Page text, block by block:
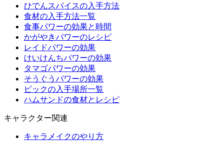
ひでんスパイスの入手方法
食材の入手方法一覧
食事パワーの効果と時間
かがやきパワーのレシピ
レイドパワーの効果
けいけんちパワーの効果
タマゴパワーの効果
そうぐうパワーの効果
ピックの入手場所一覧
ハムサンドの食材とレシピ
キャラクター関連
キャラメイクのやり方